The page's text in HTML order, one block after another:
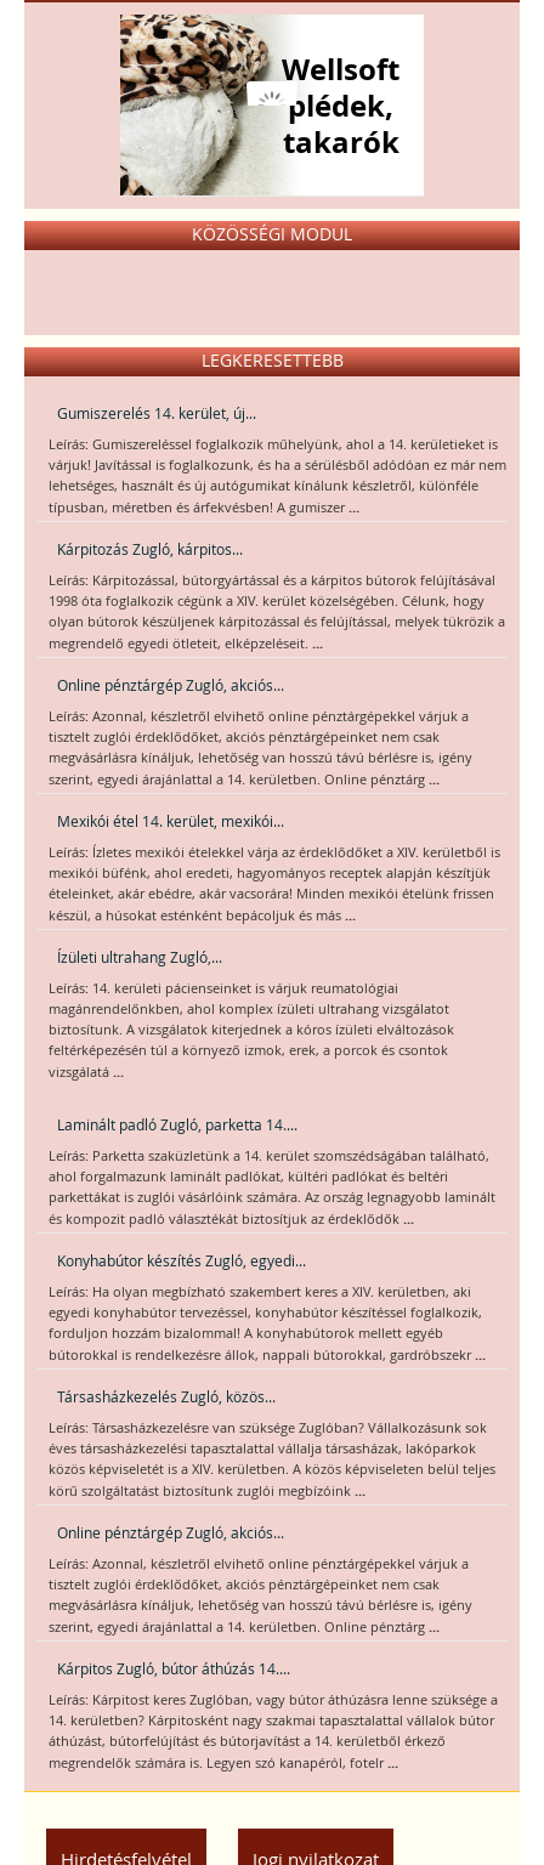
Wellsoft
plédek,
takarók
KÖZÖSSÉGI MODUL
LEGKERESETTEBB
Gumiszerelés 14. kerület, új...
Leírás: Gumiszereléssel foglalkozik műhelyünk, ahol a 14. kerületieket is
várjuk! Javítással is foglalkozunk, és ha a sérülésből adódóan ez már nem
lehetséges, használt és új autógumikat kínálunk készletről, különféle
típusban, méretben és árfekvésben! A gumiszer ...
Kárpitozás Zugló, kárpitos...
Leírás: Kárpitozással, bútorgyártással és a kárpitos bútorok felújításával
1998 óta foglalkozik cégünk a XIV. kerület közelségében. Célunk, hogy
olyan bútorok készüljenek kárpitozással és felújítással, melyek tükrözik a
megrendelő egyedi ötleteit, elképzeléseit. ...
Online pénztárgép Zugló, akciós...
Leírás: Azonnal, készletről elvihető online pénztárgépekkel várjuk a
tisztelt zuglói érdeklődőket, akciós pénztárgépeinket nem csak
megvásárlásra kínáljuk, lehetőség van hosszú távú bérlésre is, igény
szerint, egyedi árajánlattal a 14. kerületben. Online pénztárg ...
Mexikói étel 14. kerület, mexikói...
Leírás: Ízletes mexikói ételekkel várja az érdeklődőket a XIV. kerületből is
mexikói büfénk, ahol eredeti, hagyományos receptek alapján készítjük
ételeinket, akár ebédre, akár vacsorára! Minden mexikói ételünk frissen
készül, a húsokat esténként bepácoljuk és más ...
Ízületi ultrahang Zugló,...
Leírás: 14. kerületi pácienseinket is várjuk reumatológiai
magánrendelőnkben, ahol komplex ízületi ultrahang vizsgálatot
biztosítunk. A vizsgálatok kiterjednek a kóros ízületi elváltozások
feltérképezésén túl a környező izmok, erek, a porcok és csontok
vizsgálatá ...
Laminált padló Zugló, parketta 14....
Leírás: Parketta szaküzletünk a 14. kerület szomszédságában található,
ahol forgalmazunk laminált padlókat, kültéri padlókat és beltéri
parkettákat is zuglói vásárlóink számára. Az ország legnagyobb laminált
és kompozit padló választékát biztosítjuk az érdeklődők ...
Konyhabútor készítés Zugló, egyedi...
Leírás: Ha olyan megbízható szakembert keres a XIV. kerületben, aki
egyedi konyhabútor tervezéssel, konyhabútor készítéssel foglalkozik,
forduljon hozzám bizalommal! A konyhabútorok mellett egyéb
bútorokkal is rendelkezésre állok, nappali bútorokkal, gardróbszekr ...
Társasházkezelés Zugló, közös...
Leírás: Társasházkezelésre van szüksége Zuglóban? Vállalkozásunk sok
éves társasházkezelési tapasztalattal vállalja társasházak, lakóparkok
közös képviseletét is a XIV. kerületben. A közös képviseleten belül teljes
körű szolgáltatást biztosítunk zuglói megbízóink ...
Online pénztárgép Zugló, akciós...
Leírás: Azonnal, készletről elvihető online pénztárgépekkel várjuk a
tisztelt zuglói érdeklődőket, akciós pénztárgépeinket nem csak
megvásárlásra kínáljuk, lehetőség van hosszú távú bérlésre is, igény
szerint, egyedi árajánlattal a 14. kerületben. Online pénztárg ...
Kárpitos Zugló, bútor áthúzás 14....
Leírás: Kárpitost keres Zuglóban, vagy bútor áthúzásra lenne szüksége a
14. kerületben? Kárpitosként nagy szakmai tapasztalattal vállalok bútor
áthúzást, bútorfelújítást és bútorjavítást a 14. kerületből érkező
megrendelők számára is. Legyen szó kanapéról, fotelr ...
Hirdetésfelvétel Jogi nyilatkozat